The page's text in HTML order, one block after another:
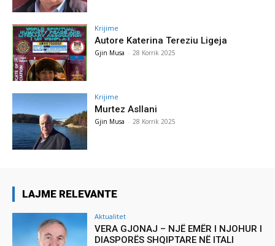
Krijime
Autore Katerina Tereziu Ligeja
Gjin Musa - 28 Korrik 2025
Krijime
Murtez Asllani
Gjin Musa - 28 Korrik 2025
LAJME RELEVANTE
Aktualitet
VERA GJONAJ – NJË EMËR I NJOHUR I
DIASPORËS SHQIPTARE NË ITALI